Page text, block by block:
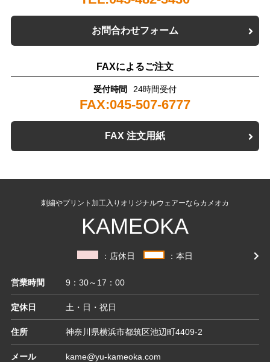
お問合わせフォーム
FAXによるご注文
受付時間 24時間受付
FAX:045-507-6777
FAX 注文用紙
刺繍やプリント加工入りオリジナルウェアーならカメオカ
KAMEOKA
：店休日 ：本日
営業時間 9：30～17：00
定休日 土・日・祝日
住所 神奈川県横浜市都筑区池辺町4409-2
メール kame@yu-kameoka.com